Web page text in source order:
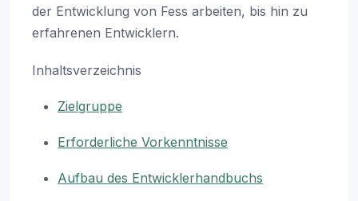
der Entwicklung von Fess arbeiten, bis hin zu
erfahrenen Entwicklern.
Inhaltsverzeichnis
Zielgruppe
Erforderliche Vorkenntnisse
Aufbau des Entwicklerhandbuchs